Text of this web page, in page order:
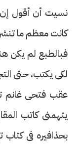
نسيت أن أقول
كانت معظم ما
فبالطبع لم يكن
لكى يكتب، حتى
عقب فتحى غانم
يتهمنى كاتب